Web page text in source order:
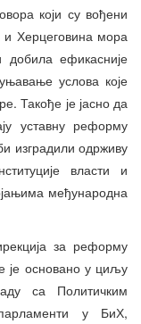
који су вођени
Херцеговина мора
добила ефикасније
услова које
Такође је јасно да
уставну реформу
изградили одрживу
власти и
међународна
за реформу
је основано у циљу
са Политичким
у БиХ,